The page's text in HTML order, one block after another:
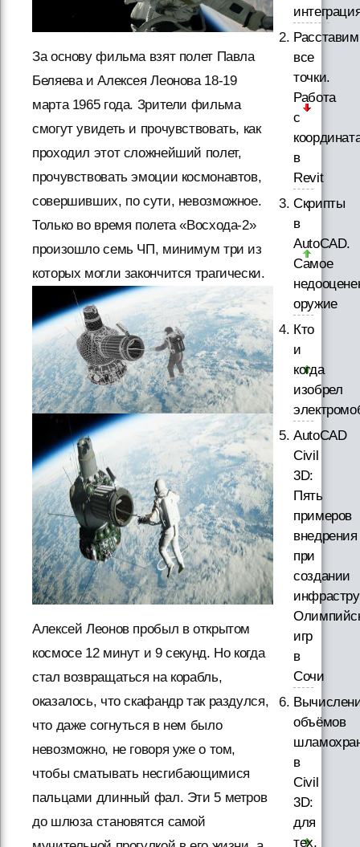
За основу фильма взят полет Павла
Беляева и Алексея Леонова 18-19
марта 1965 года. Зрители фильма
смогут увидеть и прочувствовать, как
проходил этот сложнейший полет,
прочувствовать эмоции космонавтов,
совершивших, по сути, невозможное.
Только во время полета «Восхода-2»
произошло семь ЧП, минимум три из
которых могли закончится трагически.
Алексей Леонов пробыл в открытом
космосе 12 минут и 9 секунд. Но когда
стал возвращаться на корабль,
оказалось, что скафандр так раздулся,
что даже согнуться в нем было
невозможно, не говоря уже о том,
чтобы сматывать несгибающимися
пальцами длинный фал. Эти 5 метров
до шлюза становятся самой
Расставим
все
точки.
Работа
с
в
Revit
Скрипты
в
AutoCAD.
Самое
оружие
Кто
и
когда
изобрел
AutoCAD
Civil
3D:
Пять
примеров
внедрения
при
создании
игр
в
Сочи
объёмов
в
Civil
3D:
для
тех,